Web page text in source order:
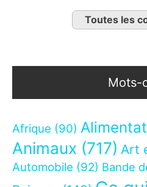
Toutes les
Mots-
Afrique (90)
Animaux (717) Art
Automobile (92) Bande